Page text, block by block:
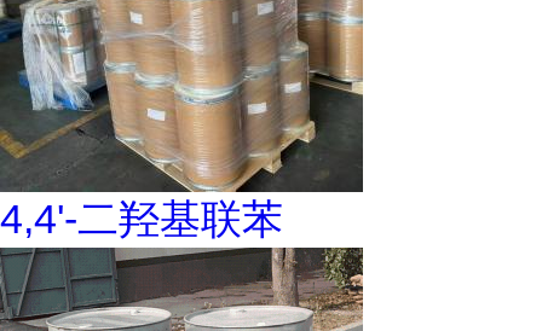
4,4'-二羟基联苯